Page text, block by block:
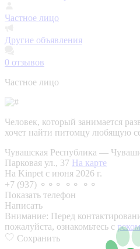
Частное лицо
Другие объявления
0 отзывов
Частное лицо
Человек, который занимается
хочет найти питомцу любящую
Чувашская Республика —
Парковая ул., 37 На карте
На Kinpet c июня 2026 г.
+7 (937) ⚬⚬⚬ ⚬⚬ ⚬⚬
Показать телефон
Написать
Внимание: Перед
пожалуйста, ознакомьтесь с
Сохранить